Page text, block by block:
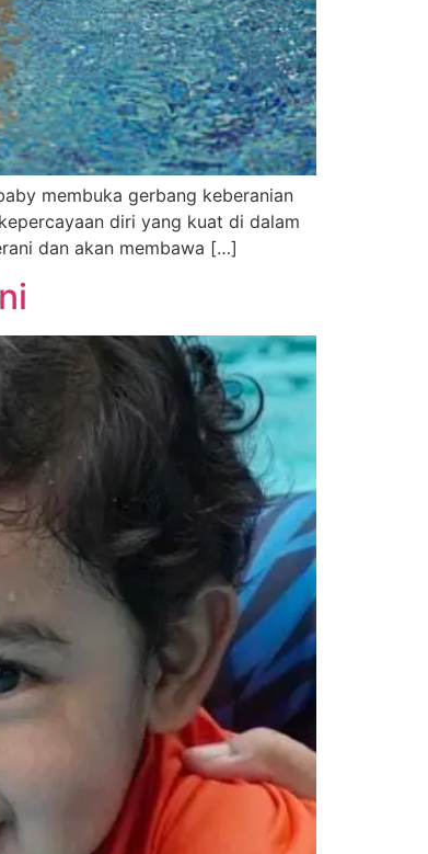
membuka gerbang keberanian
diri yang kuat di dalam
dan akan membawa […]